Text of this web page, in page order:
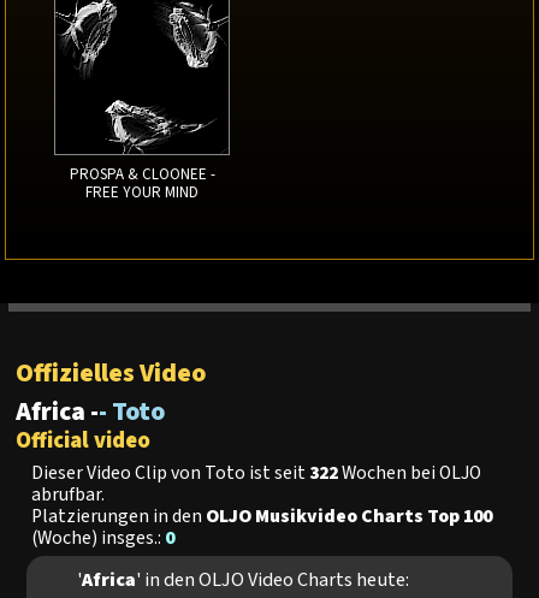
PROSPA & CLOONEE -
FREE YOUR MIND
Offizielles Video
Africa -- Toto
Official video
Dieser Video Clip von Toto ist seit322Wochen bei OLJO
abrufbar.
Platzierungen in den OLJO Musikvideo Charts Top 100
(Woche) insges.: 0
'Africa' in den OLJO Video Charts heute: